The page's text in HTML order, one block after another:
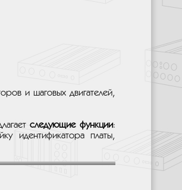
и шаговых двигателей,
следующие функции:
идентификатора платы,